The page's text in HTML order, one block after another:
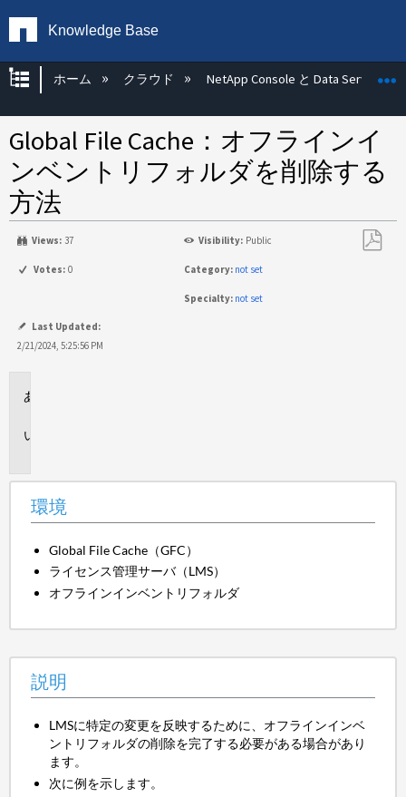
Knowledge Base
グローバル階層を展開/折りたたむ
ホーム クラウド NetApp Console と Data Services
Global File Cache：オフラインイ
ンベントリフォルダを削除する
方法
Views: 37 Visibility: Public
Votes: 0 Category: not set
Specialty: not set
Last Updated:
2/21/2024, 5:25:56 PM
環境
Global File Cache（GFC）
ライセンス管理サーバ（LMS）
オフラインインベントリフォルダ
説明
LMSに特定の変更を反映するために、オフラインインベ
ントリフォルダの削除を完了する必要がある場合があり
ます。
次に例を示します。